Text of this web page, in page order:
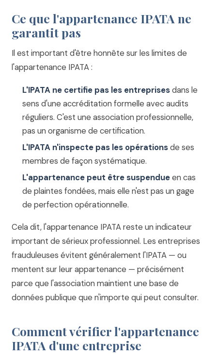
Ce que l'appartenance IPATA ne
garantit pas
Il est important d'être honnête sur les limites de
l'appartenance IPATA :
L'IPATA ne certifie pas les entreprisesdans le
sens d'une accréditation formelle avec audits
réguliers. C'est une association professionnelle,
pas un organisme de certification.
L'IPATA n'inspecte pas les opérationsde ses
membres de façon systématique.
L'appartenance peut être suspendueen cas
de plaintes fondées, mais elle n'est pas un gage
de perfection opérationnelle.
Cela dit, l'appartenance IPATA reste un indicateur
important de sérieux professionnel. Les entreprises
frauduleuses évitent généralement l'IPATA — ou
mentent sur leur appartenance — précisément
parce que l'association maintient une base de
données publique que n'importe qui peut consulter.
Comment vérifier l'appartenance
IPATA d'une entreprise